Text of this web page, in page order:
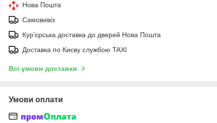
Нова Пошта
Самовивіз
Курʼєрська доставка до дверей Нова Пошта
Доставка по Києву службою TAXI
Всі умови доставки
Умови оплати